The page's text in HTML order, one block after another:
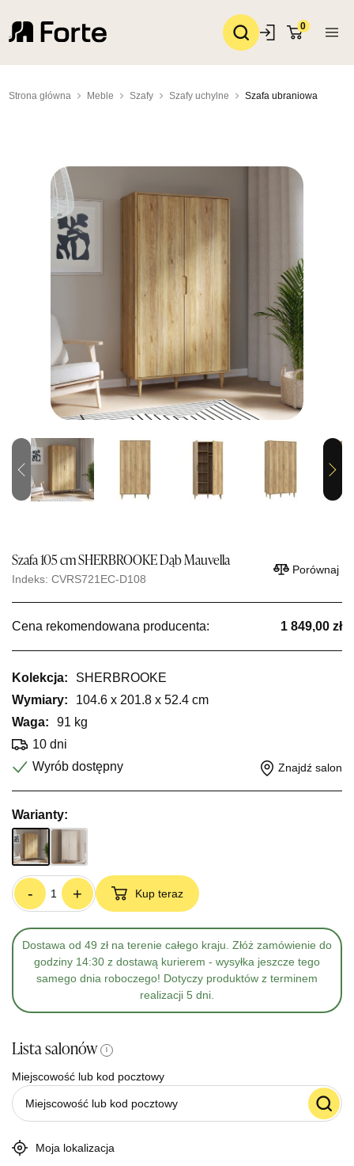
0
Strona główna Meble Szafy Szafy uchylne Szafa ubraniowa
Previous Next
Szafa 105 cm SHERBROOKE Dąb Mauvella
Indeks: CVRS721EC-D108
Porównaj
Cena rekomendowana producenta: 1 849,00 zł
Kolekcja:
SHERBROOKE
Wymiary:
104.6 x 201.8 x 52.4 cm
Waga:
91 kg
10 dni
Wyrób dostępny
Znajdź salon
Warianty:
- + Kup teraz
Dostawa od 49 zł na terenie całego kraju. Złóż zamówienie do
godziny 14:30 z dostawą kurierem - wysyłka jeszcze tego
samego dnia roboczego! Dotyczy produktów z terminem
realizacji 5 dni.
Lista salonów i
Miejscowość lub kod pocztowy
Moja lokalizacja